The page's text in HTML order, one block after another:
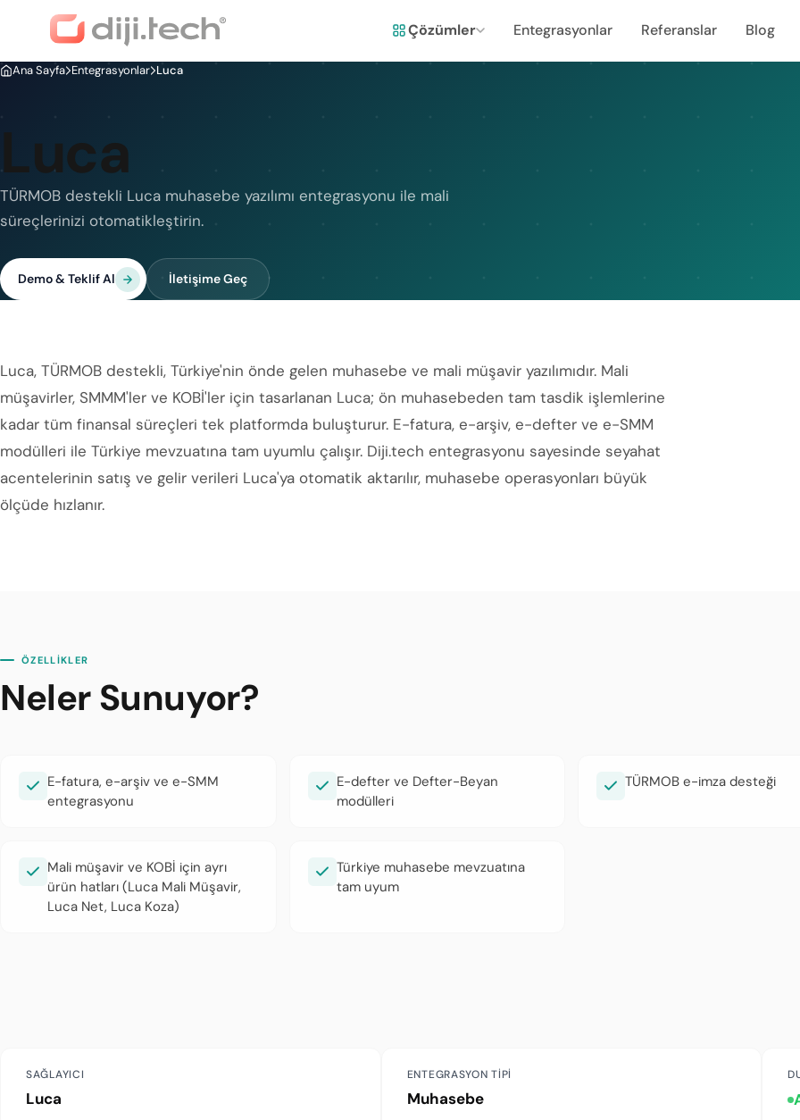
Çözümler Entegrasyonlar Referanslar Blog
Ana Sayfa Entegrasyonlar Luca
Luca
TÜRMOB destekli Luca muhasebe yazılımı entegrasyonu ile mali
süreçlerinizi otomatikleştirin.
Demo & Teklif Al İletişime Geç
Luca, TÜRMOB destekli, Türkiye'nin önde gelen muhasebe ve mali müşavir yazılımıdır. Mali
müşavirler, SMMM'ler ve KOBİ'ler için tasarlanan Luca; ön muhasebeden tam tasdik işlemlerine
kadar tüm finansal süreçleri tek platformda buluşturur. E-fatura, e-arşiv, e-defter ve e-SMM
modülleri ile Türkiye mevzuatına tam uyumlu çalışır. Diji.tech entegrasyonu sayesinde seyahat
acentelerinin satış ve gelir verileri Luca'ya otomatik aktarılır, muhasebe operasyonları büyük
ölçüde hızlanır.
ÖZELLİKLER
Neler Sunuyor?
E-fatura, e-arşiv ve e-SMM
entegrasyonu
E-defter ve Defter-Beyan
modülleri
TÜRMOB e-imza desteği
Mali müşavir ve KOBİ için ayrı
ürün hatları (Luca Mali Müşavir,
Luca Net, Luca Koza)
Türkiye muhasebe mevzuatına
tam uyum
SAĞLAYICI
Luca
ENTEGRASYON TIPI
Muhasebe